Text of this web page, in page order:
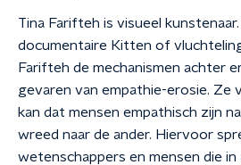
Tina Farifteh is visueel
documentaire Kitten of
Farifteh de mechanismen achter
gevaren van empathie-erosie. Ze
kan dat mensen empathisch zijn
wreed naar de ander. Hiervoor
wetenschappers en mensen die in